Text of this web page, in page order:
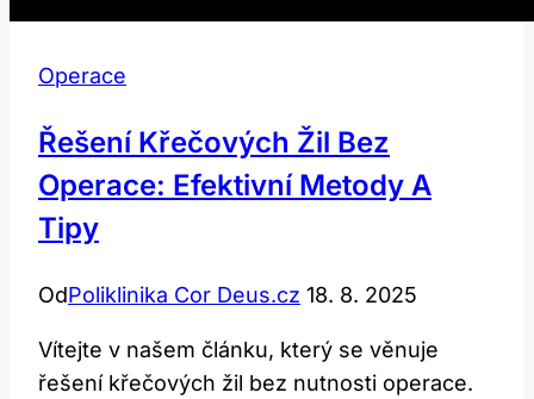
Operace
Řešení Křečových Žil Bez
Operace: Efektivní Metody A
Tipy
OdPoliklinika Cor Deus.cz 18. 8. 2025
Vítejte v našem článku, který se věnuje
řešení křečových žil bez nutnosti operace.